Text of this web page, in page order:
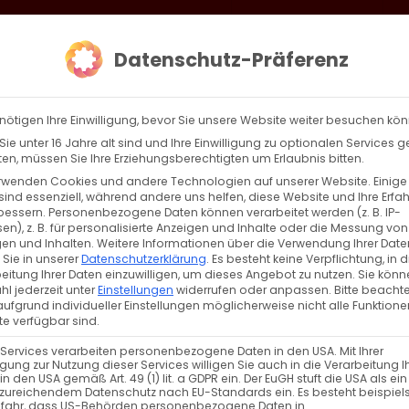
Zurück Vor
Datenschutz-Präferenz
Ihre Einwilligung, bevor Sie unsere Website weiter besuchen
unter 16 Jahre alt sind und Ihre Einwilligung zu optionalen Services
müssen Sie Ihre Erziehungsberechtigten um Erlaubnis bitten.
Cookies und andere Technologien auf unserer Website.
essenziell, während andere uns helfen, diese Website und Ihre
Personenbezogene Daten können verarbeitet werden (z. B. IP-
z. B. für personalisierte Anzeigen und Inhalte oder die Messung von
und Inhalten. Weitere Informationen über die Verwendung Ihrer
in unsererDatenschutzerklärung. Es besteht keine Verpflichtung, in
Ihrer Daten einzuwilligen, um dieses Angebot zu nutzen. Sie
jederzeit unterEinstellungen widerrufen oder anpassen. Bitte
individueller Einstellungen möglicherweise nicht alle
verfügbar sind.
verarbeiten personenbezogene Daten in den USA. Mit Ihrer
zur Nutzung dieser Services willigen Sie auch in die Verarbeitung
den USA gemäß Art. 49 (1) lit. a GDPR ein. Der EuGH stuft die USA als
Datenschutz nach EU-Standards ein. Es besteht
dass US-Behörden personenbezogene Daten in